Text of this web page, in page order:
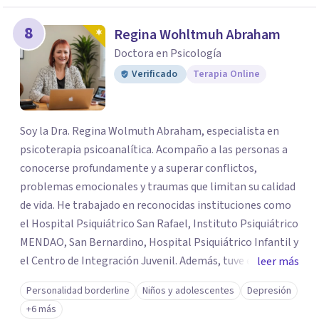
8 Regina Wohltmuh Abraham
Doctora en Psicología
Verificado Terapia Online
Soy la Dra. Regina Wolmuth Abraham, especialista en
psicoterapia psicoanalítica. Acompaño a las personas a
conocerse profundamente y a superar conflictos,
problemas emocionales y traumas que limitan su calidad
de vida. He trabajado en reconocidas instituciones como
el Hospital Psiquiátrico San Rafael, Instituto Psiquiátrico
MENDAO, San Bernardino, Hospital Psiquiátrico Infantil y
el Centro de Integración Juvenil. Además, tuve el
privilegio de colaborar en comunidades como Olivar del
Conde y Xochimilco, lo que me permitió conocer diversas
realidades y necesidades.
leer más
Personalidad borderline Niños y adolescentes
Depresión
+6 más